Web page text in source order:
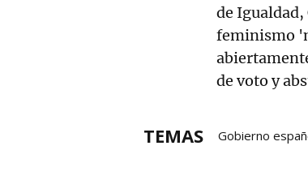
de Igualdad,
feminismo
de voto y
TEMAS Gobierno